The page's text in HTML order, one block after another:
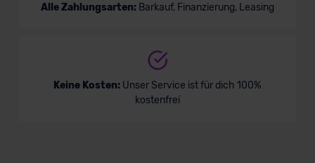
Alle Zahlungsarten: Barkauf, Finanzierung, Leasing
Keine Kosten: Unser Service ist für dich 100%
kostenfrei